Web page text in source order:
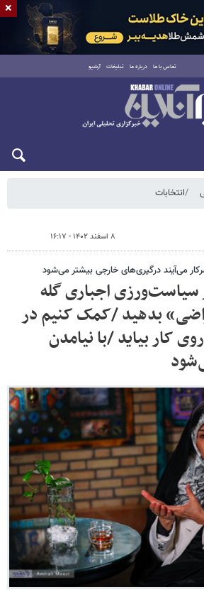
تماس با ما درباره ما تبلیغات آرشیو
مرداد ۱۴۰۵
انتخابات
۸ اسفند ۱۴۰۲ - ۱۶:۱۷
می‌آیند درگیری‌های خارجی بیشتر می‌شود
سیاست‌ورزی اجباری گله
بدهید /کمک کنیم در
روی کار بیاید /با نیامدن
×